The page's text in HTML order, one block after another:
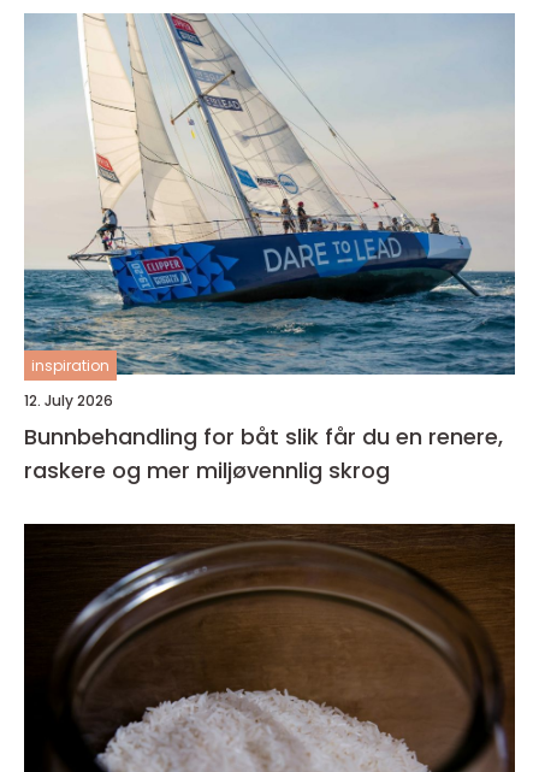
inspiration
12. July 2026
Bunnbehandling for båt slik får du en renere,
raskere og mer miljøvennlig skrog